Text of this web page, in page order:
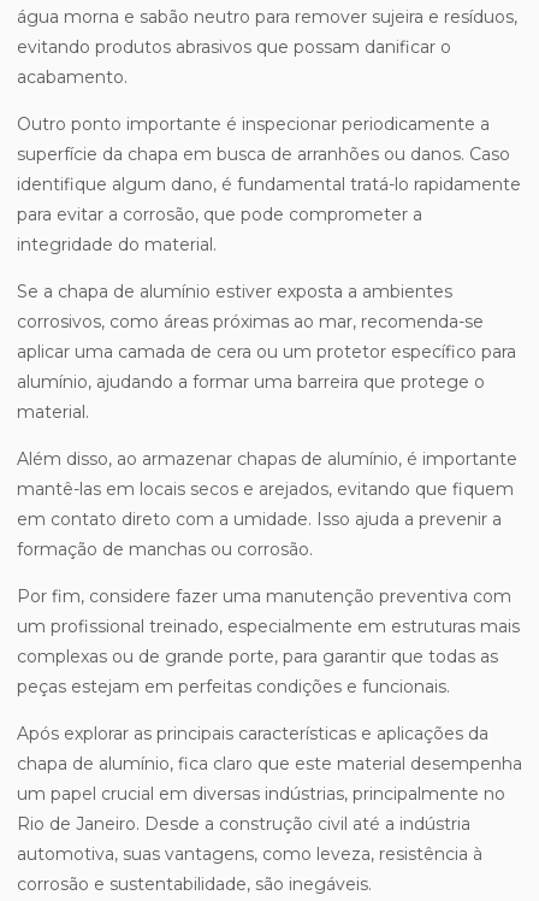
água morna e sabão neutro para remover sujeira e resíduos,
evitando produtos abrasivos que possam danificar o
acabamento.
Outro ponto importante é inspecionar periodicamente a
superfície da chapa em busca de arranhões ou danos. Caso
identifique algum dano, é fundamental tratá-lo rapidamente
para evitar a corrosão, que pode comprometer a
integridade do material.
Se a chapa de alumínio estiver exposta a ambientes
corrosivos, como áreas próximas ao mar, recomenda-se
aplicar uma camada de cera ou um protetor específico para
alumínio, ajudando a formar uma barreira que protege o
material.
Além disso, ao armazenar chapas de alumínio, é importante
mantê-las em locais secos e arejados, evitando que fiquem
em contato direto com a umidade. Isso ajuda a prevenir a
formação de manchas ou corrosão.
Por fim, considere fazer uma manutenção preventiva com
um profissional treinado, especialmente em estruturas mais
complexas ou de grande porte, para garantir que todas as
peças estejam em perfeitas condições e funcionais.
Após explorar as principais características e aplicações da
chapa de alumínio, fica claro que este material desempenha
um papel crucial em diversas indústrias, principalmente no
Rio de Janeiro. Desde a construção civil até a indústria
automotiva, suas vantagens, como leveza, resistência à
corrosão e sustentabilidade, são inegáveis.